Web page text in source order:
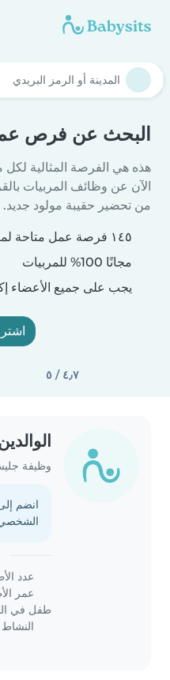
البحث عن فرص
هذه هي الفرصة المثالية
الآن عن وظائف المربيات
من تحضير حقيبة مولود جديد.
١٤٥ فرصة عمل متاحة لمربيات الأطفال
مجانًا 100% للمربيات
يجب على جميع الأعضاء
٤٫٧ / ٥
وظيفة
عدد
عمر
طفل في
النشاط